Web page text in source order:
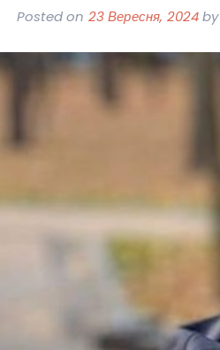
Posted on 23 Вересня, 2024by